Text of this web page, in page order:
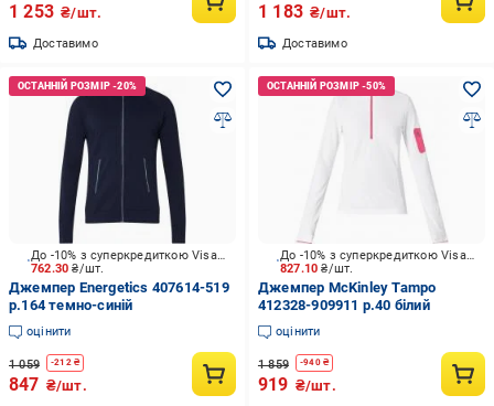
1 253 ₴/шт.
Доставимо
1 183 ₴/шт.
Доставимо
762.30₴/шт.
До -10% з суперкредиткою Visa Вигода
Джемпер Energetics 407614-519
р.164 темно-синій
оцінити
1 059 -212₴
847 ₴/шт.
827.10₴/шт.
До -10% з суперкредиткою Visa Вигода
Джемпер McKinley Tampo
412328-909911 р.40 білий
оцінити
1 859 -940₴
919 ₴/шт.